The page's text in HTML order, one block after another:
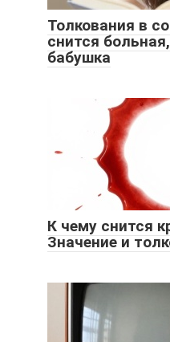
Толкования в
снится
бабушка
К чему снится
Значение и